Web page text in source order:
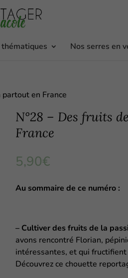
thématiques Nos serres en
en France
N°28 – Des fruits
France
5,90€
Au sommaire de ce numéro :
– Cultiver des fruits de la
avons rencontré Florian,
intéressantes, et qui
Découvrez ce chouette